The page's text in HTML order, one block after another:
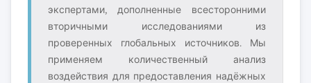
экспертами, дополненные всесторонними
вторичными исследованиями из
проверенных глобальных источников. Мы
применяем количественный анализ
воздействия для предоставления надёжных